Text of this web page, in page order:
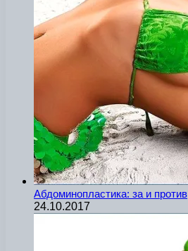
Абдоминопластика: за и против
24.10.2017